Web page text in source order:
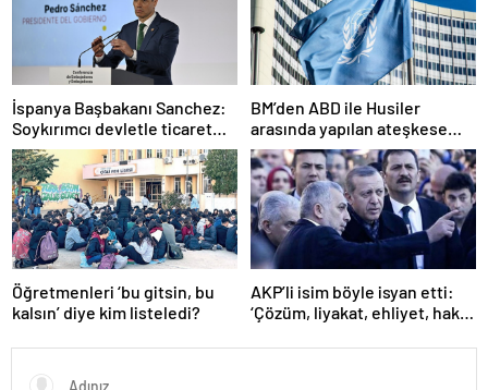
İspanya Başbakanı Sanchez:
Soykırımcı devletle ticaret
yapmayız
BM’den ABD ile Husiler
arasında yapılan ateşkese
ilişkin değerlendirme
Öğretmenleri ‘bu gitsin, bu
kalsın’ diye kim listeledi?
AKP’li isim böyle isyan etti:
‘Çözüm, liyakat, ehliyet, hak,